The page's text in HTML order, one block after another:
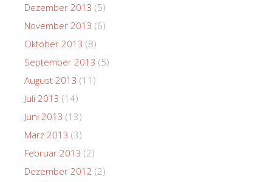
Dezember 2013 (5)
November 2013 (6)
Oktober 2013 (8)
September 2013 (5)
August 2013 (11)
Juli 2013 (14)
Juni 2013 (13)
März 2013 (3)
Februar 2013 (2)
Dezember 2012 (2)